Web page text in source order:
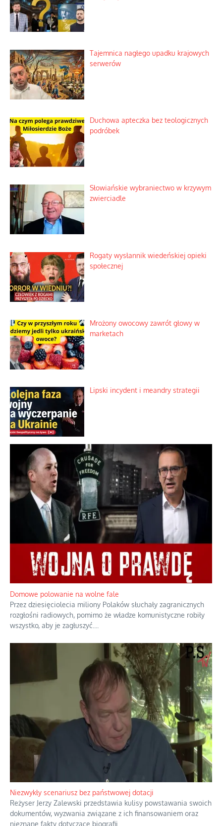
Mrożony owocowy zawrót głowy w
marketach
Lipski incydent i meandry strategii
Domowe polowanie na wolne fale
Przez dziesięciolecia miliony Polaków słuchały zagranicznych
rozgłośni radiowych, pomimo że władze komunistyczne robiły
wszystko, aby je zagłuszyć....